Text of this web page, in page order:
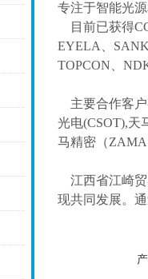
专注于智能光
目前已获得
EYELA、
TOPCON、
主要合作客
光电(CSOT),天
马精密（
江西省江崎
现共同发展。